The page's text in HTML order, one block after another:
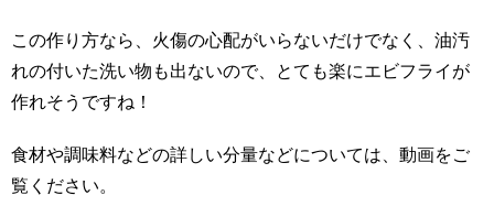
この作り方なら、火傷の心配がいらないだけでなく、油汚
れの付いた洗い物も出ないので、とても楽にエビフライが
作れそうですね！
食材や調味料などの詳しい分量などについては、動画をご
覧ください。